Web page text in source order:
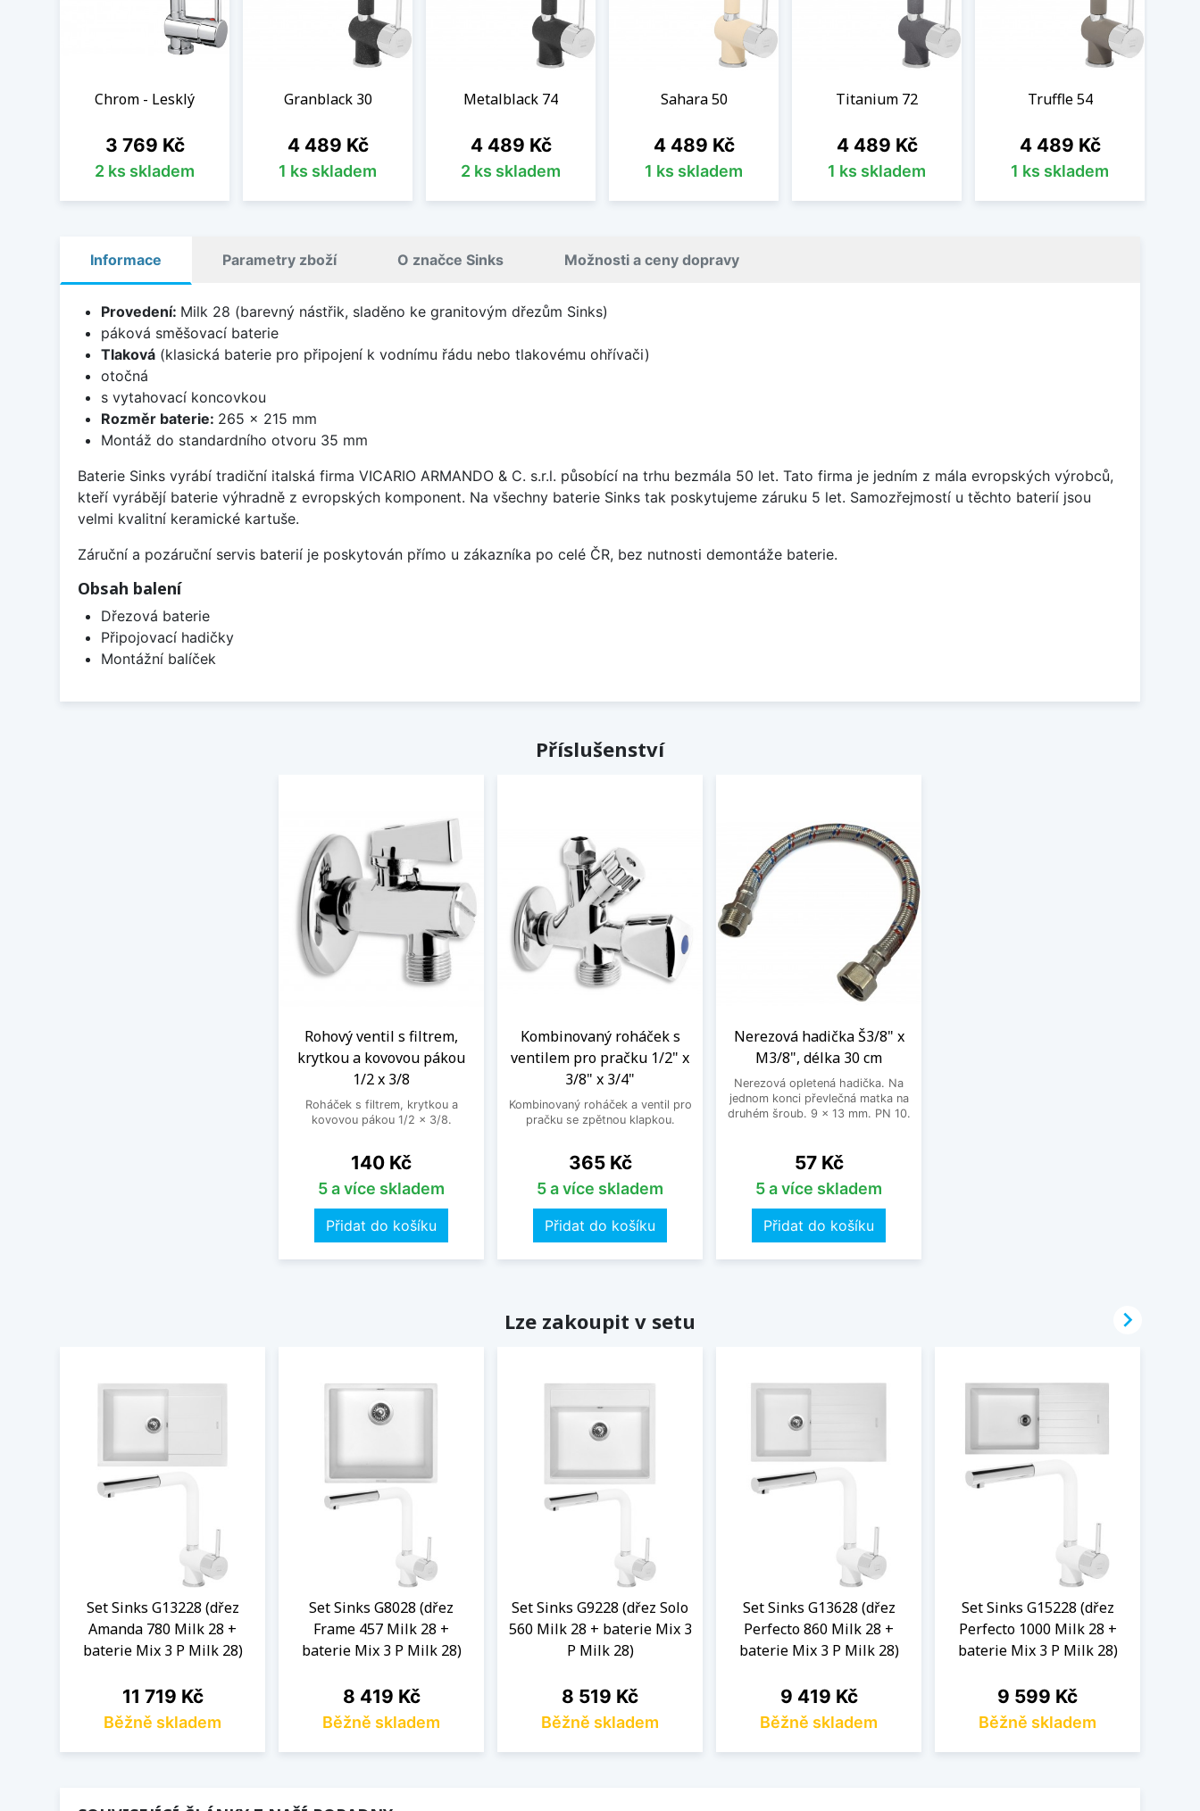
Chrom - Lesklý
Cena
3 769 Kč
2 ks skladem
Granblack 30
Cena
4 489 Kč
1 ks skladem
Metalblack 74
Cena
4 489 Kč
2 ks skladem
Sahara 50
Cena
4 489 Kč
1 ks skladem
Titanium 72
Cena
4 489 Kč
1 ks skladem
Truffle 54
Cena
4 489 Kč
1 ks skladem
Informace Parametry zboží O značce Sinks Možnosti a ceny dopravy
Provedení: Milk 28 (barevný nástřik, sladěno ke granitovým dřezům Sinks)
páková směšovací baterie
Tlaková(klasická baterie pro připojení k vodnímu řádu nebo tlakovému ohřívači)
otočná
s vytahovací koncovkou
Rozměr baterie: 265 x 215 mm
Montáž do standardního otvoru 35 mm
Baterie Sinks vyrábí tradiční italská firma VICARIO ARMANDO & C. s.r.l. působící na trhu bezmála 50 let. Tato firma je jedním z mála evropských výrobců,
kteří vyrábějí baterie výhradně z evropských komponent. Na všechny baterie Sinks tak poskytujeme záruku 5 let. Samozřejmostí u těchto baterií jsou
velmi kvalitní keramické kartuše.
Záruční a pozáruční servis baterií je poskytován přímo u zákazníka po celé ČR, bez nutnosti demontáže baterie.
Obsah balení
Dřezová baterie
Připojovací hadičky
Montážní balíček
Příslušenství
Rohový ventil s filtrem,
krytkou a kovovou pákou
1/2 x 3/8
Roháček s filtrem, krytkou a
kovovou pákou 1/2 x 3/8.
Cena
140 Kč
5 a více skladem
Přidat do košíku
Kombinovaný roháček s
ventilem pro pračku 1/2" x
3/8" x 3/4"
Kombinovaný roháček a ventil pro
pračku se zpětnou klapkou.
Cena
365 Kč
5 a více skladem
Přidat do košíku
Nerezová hadička Š3/8" x
M3/8", délka 30 cm
Nerezová opletená hadička. Na
jednom konci převlečná matka na
druhém šroub. 9 x 13 mm. PN 10.
Cena
57 Kč
5 a více skladem
Přidat do košíku
Lze zakoupit v setu
Set Sinks G13228 (dřez
Amanda 780 Milk 28 +
baterie Mix 3 P Milk 28)
Cena
11 719 Kč
Běžně skladem
Set Sinks G8028 (dřez
Frame 457 Milk 28 +
baterie Mix 3 P Milk 28)
Cena
8 419 Kč
Běžně skladem
Set Sinks G9228 (dřez Solo
560 Milk 28 + baterie Mix 3
P Milk 28)
Cena
8 519 Kč
Běžně skladem
Set Sinks G13628 (dřez
Perfecto 860 Milk 28 +
baterie Mix 3 P Milk 28)
Cena
9 419 Kč
Běžně skladem
Set Sinks G15228 (dřez
Perfecto 1000 Milk 28 +
baterie Mix 3 P Milk 28)
Cena
9 599 Kč
Běžně skladem
